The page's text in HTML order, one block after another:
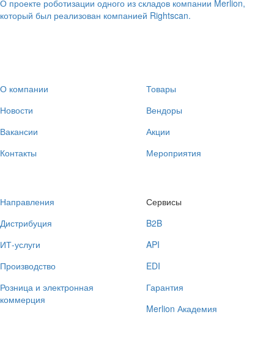
О проекте роботизации одного из складов компании Merlion,
который был реализован компанией Rightscan.
О компании
Новости
Вакансии
Контакты
Товары
Вендоры
Акции
Мероприятия
Направления
Дистрибуция
ИТ-услуги
Производство
Розница и электронная
коммерция
Сервисы
B2B
API
EDI
Гарантия
Merlion Академия